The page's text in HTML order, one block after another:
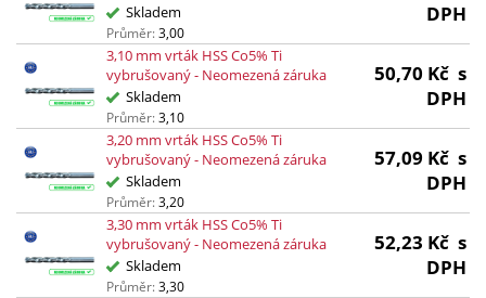
Skladem
Průměr:3,00
DPH
3,10 mm vrták HSS Co5% Ti
vybrušovaný - Neomezená záruka
Skladem
Průměr:3,10
50,70 Kč s
DPH
3,20 mm vrták HSS Co5% Ti
vybrušovaný - Neomezená záruka
Skladem
Průměr:3,20
57,09 Kč s
DPH
3,30 mm vrták HSS Co5% Ti
vybrušovaný - Neomezená záruka
Skladem
Průměr:3,30
52,23 Kč s
DPH